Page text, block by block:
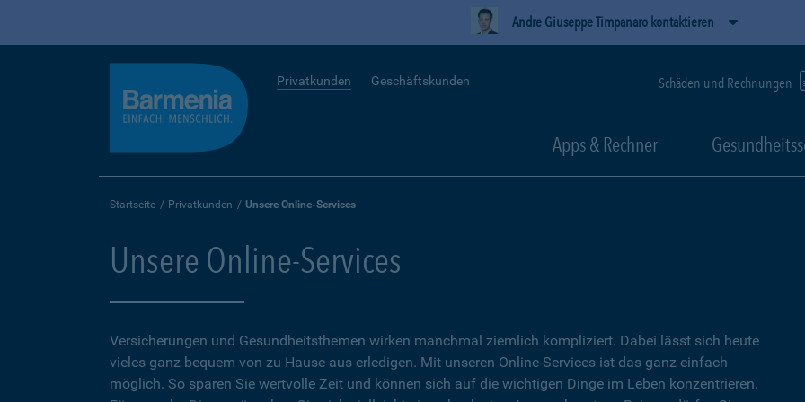
Andre Giuseppe Timpanaro kontaktieren
Privatkunden Geschäftskunden Schäden und Rechnungen
Apps & Rechner
Startseite Privatkunden Unsere Online-Services
Unsere Online-Services
Versicherungen und Gesundheitsthemen wirken manchmal ziemlich kompliziert. Dabei lässt sich heute
vieles ganz bequem von zu Hause aus erledigen. Mit unseren Online-Services ist das ganz einfach
möglich. So sparen Sie wertvolle Zeit und können sich auf die wichtigen Dinge im Leben konzentrieren.